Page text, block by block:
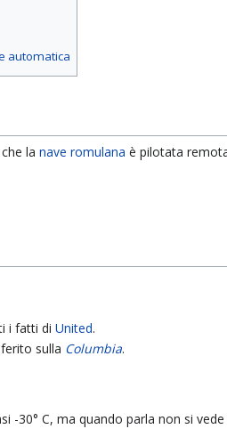
automatica
la nave romulana è pilotata
i fatti diUnited.
sulla Columbia.
-30° C, ma quando parla non si